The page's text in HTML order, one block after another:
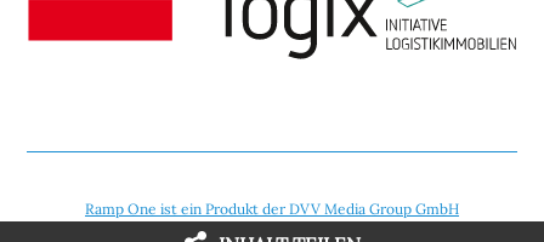
Ramp One ist ein Produkt der DVV Media Group GmbH